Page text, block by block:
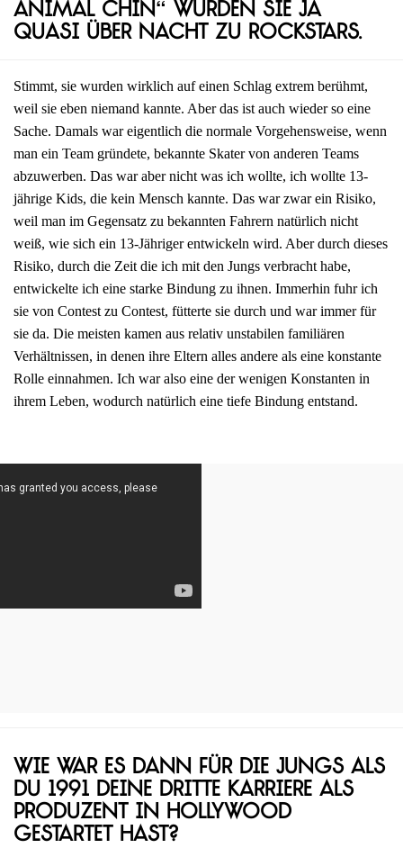
Animal Chin“ wurden sie ja
quasi über Nacht zu Rockstars.
Stimmt, sie wurden wirklich auf einen Schlag extrem berühmt,
weil sie eben niemand kannte. Aber das ist auch wieder so eine
Sache. Damals war eigentlich die normale Vorgehensweise, wenn
man ein Team gründete, bekannte Skater von anderen Teams
abzuwerben. Das war aber nicht was ich wollte, ich wollte 13-
jährige Kids, die kein Mensch kannte. Das war zwar ein Risiko,
weil man im Gegensatz zu bekannten Fahrern natürlich nicht
weiß, wie sich ein 13-Jähriger entwickeln wird. Aber durch dieses
Risiko, durch die Zeit die ich mit den Jungs verbracht habe,
entwickelte ich eine starke Bindung zu ihnen. Immerhin fuhr ich
sie von Contest zu Contest, fütterte sie durch und war immer für
sie da. Die meisten kamen aus relativ unstabilen familiären
Verhältnissen, in denen ihre Eltern alles andere als eine konstante
Rolle einnahmen. Ich war also eine der wenigen Konstanten in
ihrem Leben, wodurch natürlich eine tiefe Bindung entstand.
Wie war es dann für die Jungs als
du 1991 deine dritte Karriere als
Produzent in Hollywood
gestartet hast?